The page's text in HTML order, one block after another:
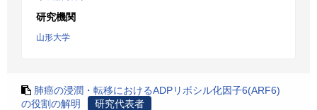
研究機関
山形大学
肺癌の浸潤・転移におけるADPリボシル化因子6(ARF6)
の役割の解明
研究代表者